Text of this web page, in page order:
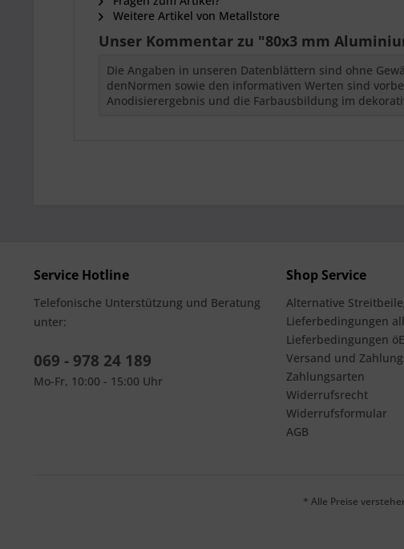
Weitere Artikel von Metallstore
Unser Kommentar zu "80x3 mm
Die Angaben in unseren Datenblättern sind ohne
denNormen sowie den informativen Werten sind
Anodisierergebnis und die Farbausbildung im
Service Hotline
Telefonische Unterstützung und Beratung
unter:
069 - 978 24 189
Mo-Fr, 10:00 - 15:00 Uhr
Shop Service
Alternative
Lieferbedingungen
Lieferbedingungen öE
Versand und
Zahlungsarten
Widerrufsrecht
Widerrufsformular
AGB
* Alle Preise